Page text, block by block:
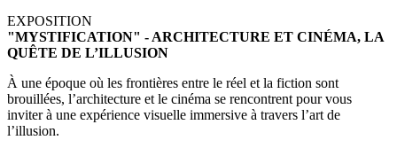
EXPOSITION
"MYSTIFICATION" - ARCHITECTURE ET CINÉMA, LA
QUÊTE DE L’ILLUSION
À une époque où les frontières entre le réel et la fiction sont
brouillées, l’architecture et le cinéma se rencontrent pour vous
inviter à une expérience visuelle immersive à travers l’art de
l’illusion.